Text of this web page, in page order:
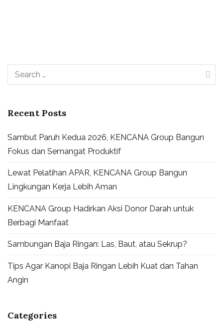
Recent Posts
Sambut Paruh Kedua 2026, KENCANA Group Bangun
Fokus dan Semangat Produktif
Lewat Pelatihan APAR, KENCANA Group Bangun
Lingkungan Kerja Lebih Aman
KENCANA Group Hadirkan Aksi Donor Darah untuk
Berbagi Manfaat
Sambungan Baja Ringan: Las, Baut, atau Sekrup?
Tips Agar Kanopi Baja Ringan Lebih Kuat dan Tahan
Angin
Categories